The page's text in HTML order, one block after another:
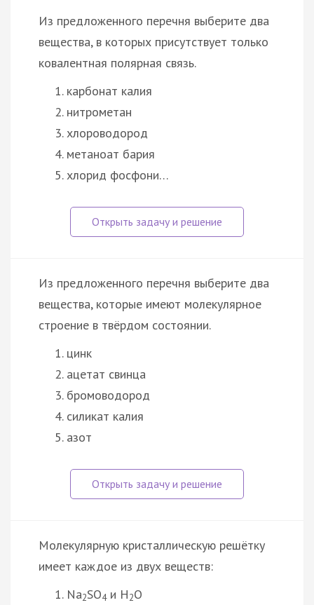
Из предложенного перечня выберите два
вещества, в которых присутствует только
ковалентная полярная связь.
карбонат калия
нитрометан
хлороводород
метаноат бария
хлорид фосфони…
Из предложенного перечня выберите два
вещества, которые имеют молекулярное
строение в твёрдом состоянии.
цинк
ацетат свинца
бромоводород
силикат калия
азот
Молекулярную кристаллическую решётку
имеет каждое из двух веществ:
Na2SO4и H2O